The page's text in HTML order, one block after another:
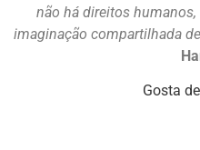
não há direitos
imaginação compartilhada
Gosta